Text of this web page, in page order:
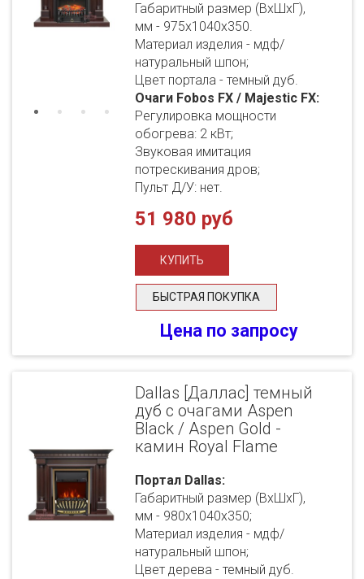
Габаритный размер (ВхШхГ),
мм - 975х1040х350.
Материал изделия - мдф/
натуральный шпон;
Цвет портала - темный дуб.
Очаги Fobos FX / Majestic FX:
Регулировка мощности
обогрева: 2 кВт;
Звуковая имитация
потрескивания дров;
Пульт Д/У: нет.
51 980 руб
БЫСТРАЯ ПОКУПКА
Цена по запросу
Dallas [Даллас] темный
дуб с очагами Aspen
Black / Aspen Gold -
камин Royal Flame
Портал Dallas:
Габаритный размер (ВхШхГ),
мм - 980х1040х350;
Материал изделия - мдф/
натуральный шпон;
Цвет дерева - темный дуб.